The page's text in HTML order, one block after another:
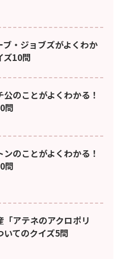
ブ・ジョブズがよくわか
ズ10問
公のことがよくわかる！
問
ンのことがよくわかる！
問
「アテネのアクロポリ
いてのクイズ5問